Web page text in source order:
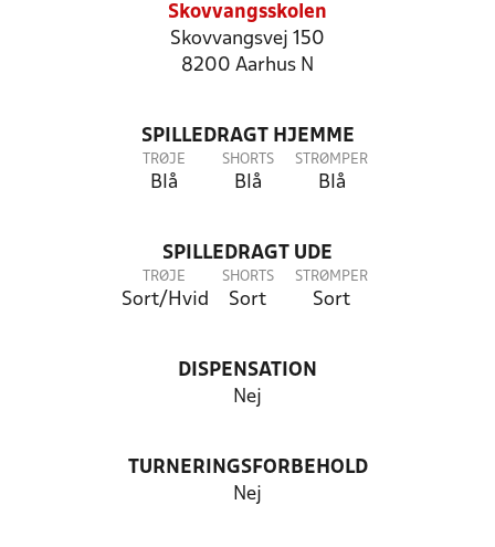
Skovvangsskolen
Skovvangsvej 150
8200 Aarhus N
SPILLEDRAGT HJEMME
TRØJE
Blå
SHORTS
Blå
STRØMPER
Blå
SPILLEDRAGT UDE
TRØJE
Sort/Hvid
SHORTS
Sort
STRØMPER
Sort
DISPENSATION
Nej
TURNERINGSFORBEHOLD
Nej